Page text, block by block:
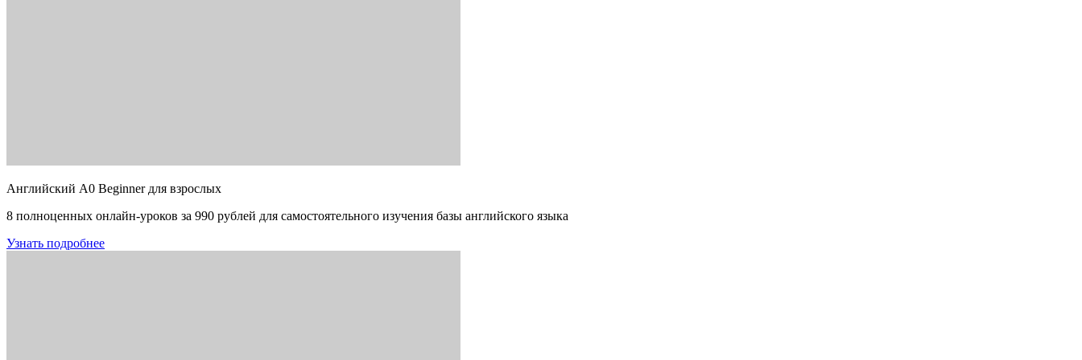
Английский A0 Beginner для взрослых
8 полноценных онлайн-уроков за 990 рублей для самостоятельного изучения базы английского языка
Узнать подробнее